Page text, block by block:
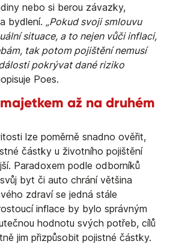
nebo si berou závazky,
bydlení. „Pokud svoji smlouvu
situace, a to nejen vůči inflaci,
tak potom pojištění nemusí
pokrývat dané riziko
Poes.
až na druhém
lze poměrně snadno ověřit,
částky u životního pojištění
Paradoxem podle odborníků
byt či auto chrání většina
zdraví se jedná stále
inflace by bylo správným
hodnotu svých potřeb, cílů
jim přizpůsobit pojistné částky.